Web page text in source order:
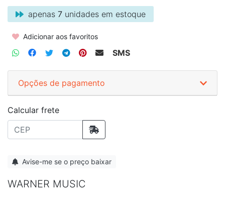
apenas 7 unidades em estoque
Adicionar aos favoritos
SMS
Opções de pagamento
Calcular frete
Avise-me se o preço baixar
WARNER MUSIC